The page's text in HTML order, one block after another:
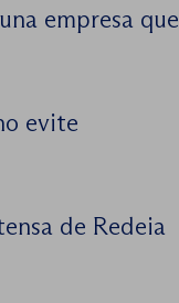
empresa que
evite
de Redeia